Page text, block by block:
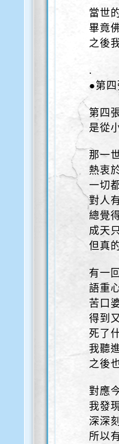
當世
畢竟
之後
.
●第
第四
是從
那一
熱衷
一切
對人
總覺
成天
但真
有一
語重
苦口
得到
死了
我聽
之後
對應
我發
深深
所以